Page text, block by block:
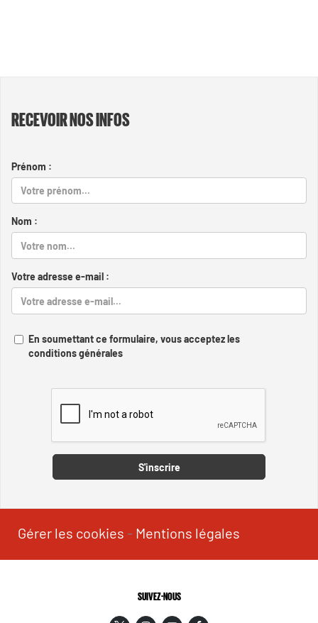
RECEVOIR NOS INFOS
Prénom :
Nom :
Votre adresse e-mail :
En soumettant ce formulaire, vous acceptez les
conditions générales
S'inscrire
Gérer les cookies - Mentions légales
SUIVEZ-NOUS